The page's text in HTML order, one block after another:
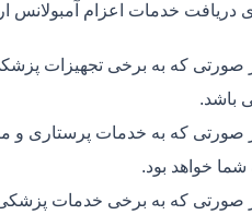
دریافت خدمات اعزام
صورتی که به برخی تجهیزات
باشد.
صورتی که به خدمات پرستاری و
شما خواهد بود.
صورتی که به برخی خدمات پزشکی